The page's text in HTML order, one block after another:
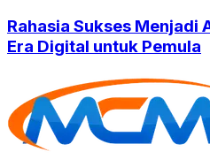
Rahasia Sukses Menjadi
Era Digital untuk Pemula